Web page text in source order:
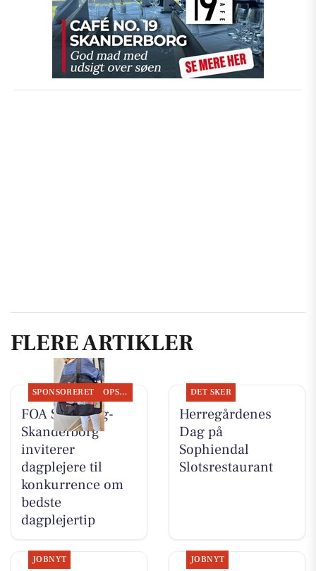
FLERE ARTIKLER
SPONSORERET OPSLAGSTAVLEN
FOA Silkeborg-
Skanderborg
inviterer
dagplejere til
konkurrence om
bedste
dagplejertip
DET SKER
Herregårdenes
Dag på
Sophiendal
Slotsrestaurant
JOBNYT JOBNYT